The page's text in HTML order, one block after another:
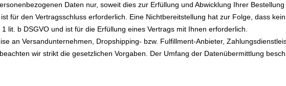
Daten nur, soweit dies zur Erfüllung und Abwicklung Ihrer
für den Vertragsschluss erforderlich. Eine Nichtbereitstellung hat zur Folge, dass
lit. b DSGVO und ist für die Erfüllung eines Vertrags mit Ihnen erforderlich.
an Versandunternehmen, Dropshipping- bzw. Fulfillment-Anbieter,
wir strikt die gesetzlichen Vorgaben. Der Umfang der Datenübermittlung